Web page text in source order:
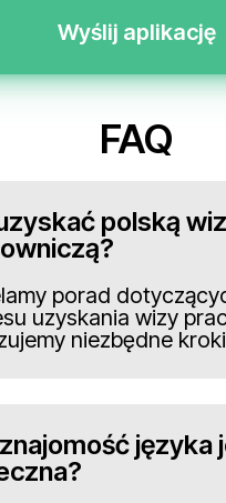
Wyślij aplikację
FAQ
polską
porad
uzyskania wizy
niezbędne
języka